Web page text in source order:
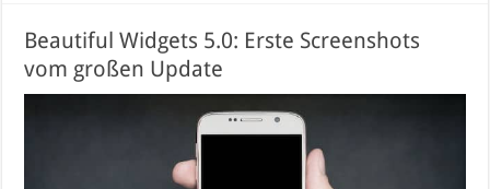
Beautiful Widgets 5.0: Erste Screenshots
vom großen Update